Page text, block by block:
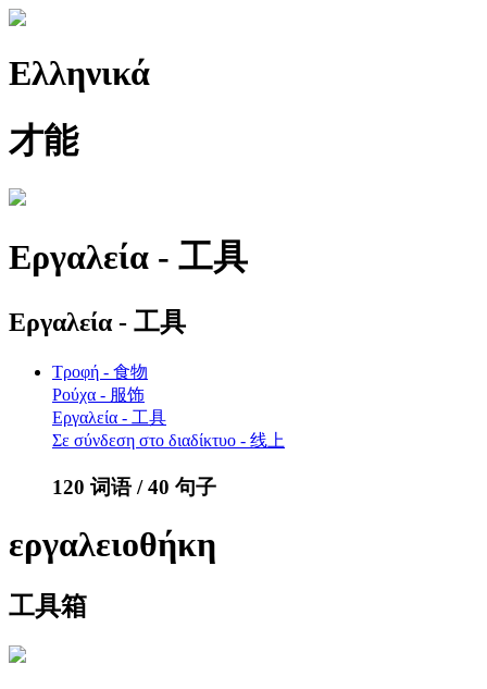
Ελληνικά
才能
Εργαλεία - 工具
Εργαλεία - 工具
Τροφή - 食物
Ρούχα - 服饰
Εργαλεία - 工具
Σε σύνδεση στο διαδίκτυο - 线上
120 词语 / 40 句子
εργαλειοθήκη
工具箱